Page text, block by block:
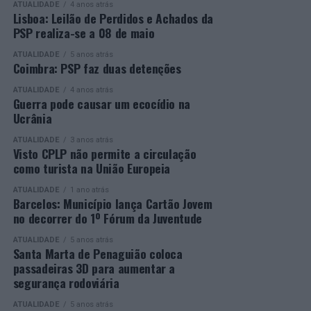
Mais informações em:
https://awards.innovationinpolitics.eu/
Durante a cerimónia foi ainda reconhecido o trabalho
desenvolvido por toda a equipa de formadores e
para o sucesso desta edição do Curso EFA.
A Escola de Tecnologia e Gestão de Barcelos continua a
afirmar-se como uma referência na formação
profissional e na qualificação de adultos, contribuindo
para o desenvolvimento de competências, o aumento da
empregabilidade e a valorização do capital humano do
concelho e da região.
A Empresa Municipal de Educação e Cultura de Barcelos
felicita todos os diplomados por esta importante
conquista, desejando-lhes os maiores sucessos pessoais,
profissionais e académicos, convicta de que este diploma
representa o início de novas oportunidades e novos
desafios.
ATUALIDADE 4 anos atrás
Lisboa: Leilão de Perdidos e Achados da
PSP realiza-se a 08 de maio
ATUALIDADE 5 anos atrás
Coimbra: PSP faz duas detenções
ATUALIDADE 4 anos atrás
Guerra pode causar um ecocídio na
Ucrânia
ATUALIDADE 3 anos atrás
Visto CPLP não permite a circulação
como turista na União Europeia
ATUALIDADE 1 ano atrás
Barcelos: Município lança Cartão Jovem
no decorrer do 1º Fórum da Juventude
ATUALIDADE 5 anos atrás
Santa Marta de Penaguião coloca
passadeiras 3D para aumentar a
segurança rodoviária
ATUALIDADE 5 anos atrás